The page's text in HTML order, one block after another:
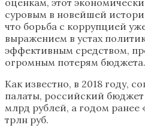
суровым в новейшей
что борьба с коррупцией
выражением в устах
эффективным средством,
огромным потерям бюджета.
Как известно, в 2018 году,
палаты, российский бюджет
млрд рублей, а годом ранее
трлн руб.